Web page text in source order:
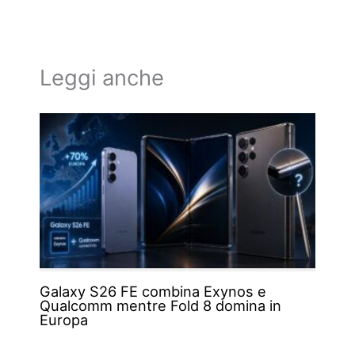
Leggi anche
Galaxy S26 FE combina Exynos e
Qualcomm mentre Fold 8 domina in
Europa